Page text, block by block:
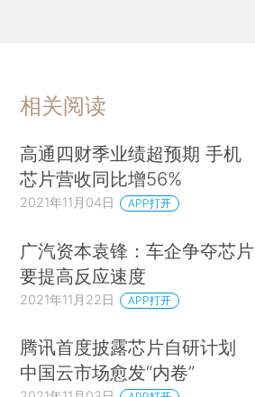
相关阅读
高通四财季业绩超预期 手机
芯片营收同比增56%
2021年11月04日 APP打开
广汽资本袁锋：车企争夺芯片
要提高反应速度
2021年11月22日 APP打开
腾讯首度披露芯片自研计划
中国云市场愈发“内卷”